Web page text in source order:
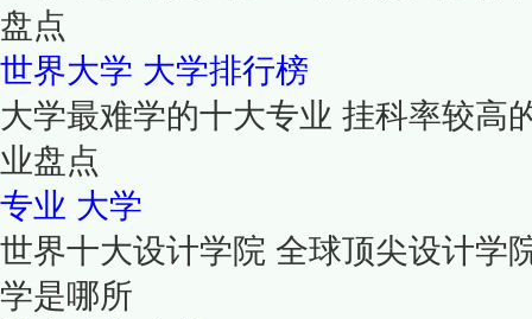
盘点
世界大学 大学排行榜
大学最难学的十大专业 挂科率较高
业盘点
专业 大学
世界十大设计学院 全球顶尖设计学
学是哪所